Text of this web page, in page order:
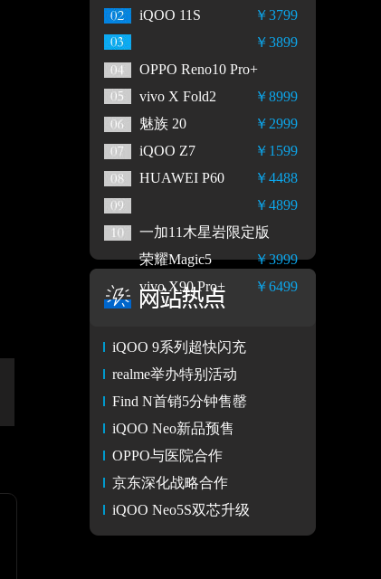
￥3799
iQOO 11S
￥3899
OPPO Reno10 Pro+
￥8999
vivo X Fold2
￥2999
魅族 20
￥1599
iQOO Z7
￥4488
HUAWEI P60
￥4899
一加11木星岩限定版
￥3999
荣耀Magic5
￥6499
vivo X90 Pro+
iQOO 9系列超快闪充
realme举办特别活动
Find N首销5分钟售罄
iQOO Neo新品预售
OPPO与医院合作
京东深化战略合作
iQOO Neo5S双芯升级